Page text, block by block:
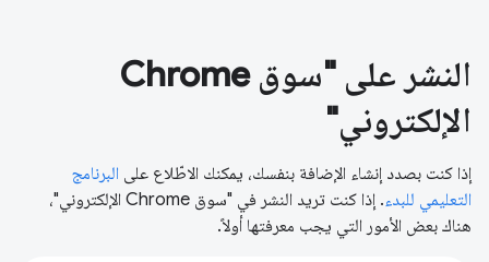
النشر على "سوق Chrome
الإلكتروني"
إذا كنت بصدد إنشاء الإضافة بنفسك، يمكنك الاطّلاع على البرنامج
التعليمي للبدء
. إذا كنت تريد النشر في "سوق Chrome الإلكتروني"،
هناك بعض الأمور التي يجب معرفتها أولاً.